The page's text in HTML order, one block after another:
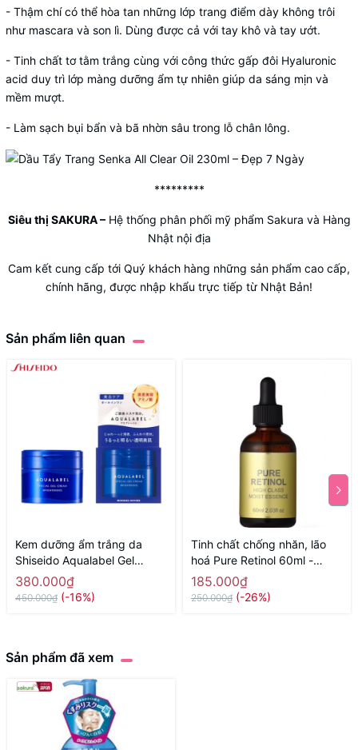
- Thậm chí có thể hòa tan những lớp trang điểm dày không trôi
như mascara và son lì. Dùng được cả với tay khô và tay ướt.
- Tinh chất tơ tằm trắng cùng với công thức gấp đôi Hyaluronic
acid duy trì lớp màng dưỡng ẩm tự nhiên giúp da sáng mịn và
mềm mượt.
- Làm sạch bụi bẩn và bã nhờn sâu trong lỗ chân lông.
*********
Siêu thị SAKURA–Hệ thống phân phối mỹ phẩm Sakura và Hàng
Nhật nội địa
Cam kết cung cấp tới Quý khách hàng những sản phẩm cao cấp,
chính hãng, được nhập khẩu trực tiếp từ Nhật Bản!
Sản phẩm liên quan
Kem dưỡng ẩm trắng da
Shiseido Aqualabel Gel
Cream 5in1 90g New
380.000₫
450.000₫ (-16%)
Tinh chất chống nhăn, lão
hoá Pure Retinol 60ml -
Hàng Nhật nội địa
185.000₫
250.000₫ (-26%)
Sản phẩm đã xem